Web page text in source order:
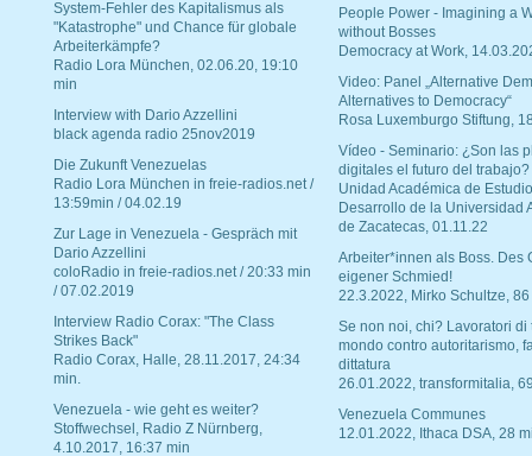
System-Fehler des Kapitalismus als
"Katastrophe" und Chance für globale
Arbeiterkämpfe?
Radio Lora München, 02.06.20, 19:10
min
Interview with Dario Azzellini
black agenda radio 25nov2019
Die Zukunft Venezuelas
Radio Lora München in freie-radios.net /
13:59min / 04.02.19
Zur Lage in Venezuela - Gespräch mit
Dario Azzellini
coloRadio in freie-radios.net / 20:33 min
/ 07.02.2019
Interview Radio Corax: "The Class
Strikes Back"
Radio Corax, Halle, 28.11.2017, 24:34
min.
Venezuela - wie geht es weiter?
Stoffwechsel, Radio Z Nürnberg,
4.10.2017, 16:37 min
People Power - Imagining a
without Bosses
Democracy at Work,
Video: Panel „Alternative
Alternatives to Democracy“
Rosa Luxemburgo Stiftung,
Vídeo - Seminario: ¿Son las
digitales el futuro del trabajo?
Unidad Académica de
Desarrollo de la Universidad
de Zacatecas, 01.11.22
Arbeiter*innen als Boss. Des
eigener Schmied!
22.3.2022, Mirko Schultze, 86
Se non noi, chi? Lavoratori di
mondo contro autoritarismo,
dittatura
26.01.2022, transformitalia,
Venezuela Communes
12.01.2022, Ithaca DSA, 28